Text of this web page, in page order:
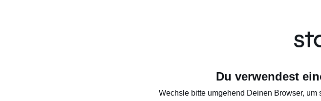
Du verwendest
Wechsle bitte umgehend Deinen Browser,